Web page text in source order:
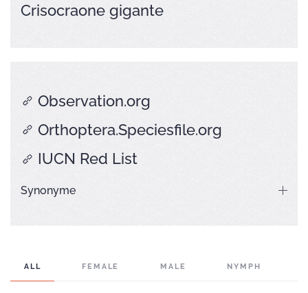
Crisocraone gigante
Observation.org
Orthoptera.Speciesfile.org
IUCN Red List
Synonyme
ALL FEMALE MALE NYMPH